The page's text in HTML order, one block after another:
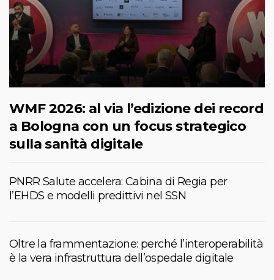
WMF 2026: al via l’edizione dei record
a Bologna con un focus strategico
sulla sanità digitale
PNRR Salute accelera: Cabina di Regia per
l’EHDS e modelli predittivi nel SSN
Oltre la frammentazione: perché l’interoperabilità
è la vera infrastruttura dell’ospedale digitale